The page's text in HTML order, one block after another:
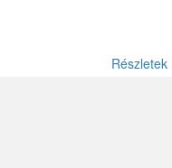
Részletek